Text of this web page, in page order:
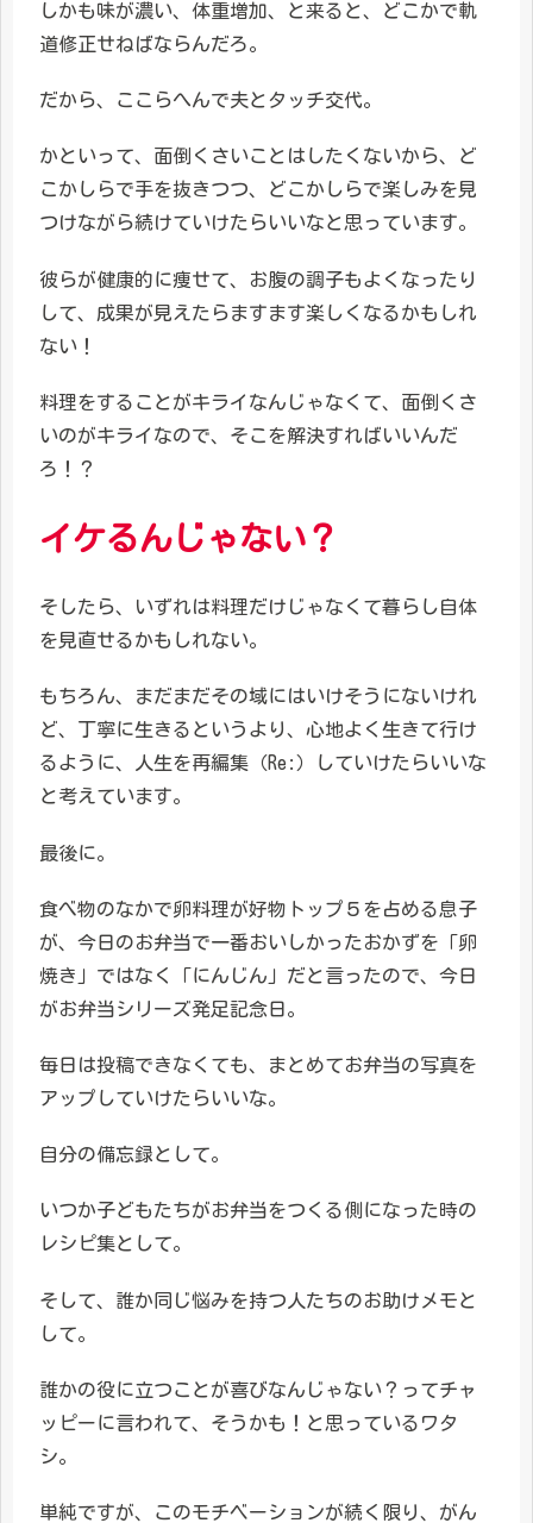
しかも味が濃い、体重増加、と来ると、どこかで軌
道修正せねばならんだろ。
だから、ここらへんで夫とタッチ交代。
かといって、面倒くさいことはしたくないから、ど
こかしらで手を抜きつつ、どこかしらで楽しみを見
つけながら続けていけたらいいなと思っています。
彼らが健康的に痩せて、お腹の調子もよくなったり
して、成果が見えたらますます楽しくなるかもしれ
ない！
料理をすることがキライなんじゃなくて、面倒くさ
いのがキライなので、そこを解決すればいいんだ
ろ！？
イケるんじゃない？
そしたら、いずれは料理だけじゃなくて暮らし自体
を見直せるかもしれない。
もちろん、まだまだその域にはいけそうにないけれ
ど、丁寧に生きるというより、心地よく生きて行け
るように、人生を再編集（Re:）していけたらいいな
と考えています。
最後に。
食べ物のなかで卵料理が好物トップ５を占める息子
が、今日のお弁当で一番おいしかったおかずを「卵
焼き」ではなく「にんじん」だと言ったので、今日
がお弁当シリーズ発足記念日。
毎日は投稿できなくても、まとめてお弁当の写真を
アップしていけたらいいな。
自分の備忘録として。
いつか子どもたちがお弁当をつくる側になった時の
レシピ集として。
そして、誰か同じ悩みを持つ人たちのお助けメモと
して。
誰かの役に立つことが喜びなんじゃない？ってチャ
ッピーに言われて、そうかも！と思っているワタ
シ。
単純ですが、このモチベーションが続く限り、がん